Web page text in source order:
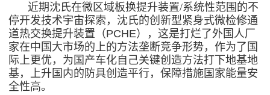
近期沈氏在微区域板换提升装置/系统性范围的不
停开发技术宇宙探索，沈氏的创新型紧身式微检修通
道热交换提升装置（PCHE），这是打烂了外国人厂
家在中国大市场的上的方法垄断竞争形势，作为了国
际上更优，为国产车化自己关键创造方法打下地基地
基，上升国内的防具创造平行，保障措施国家能量安
全性高。